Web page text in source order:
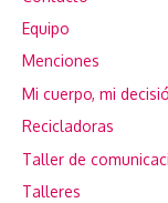
Equipo
Menciones
Mi cuerpo, mi
Recicladoras
Taller de
Talleres